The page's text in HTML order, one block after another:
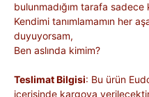
bulunmadığım tarafa sadece
Kendimi tanımlamamın her
duyuyorsam,
Ben aslında kimim?
Teslimat Bilgisi: Bu ürün
içerisinde kargoya